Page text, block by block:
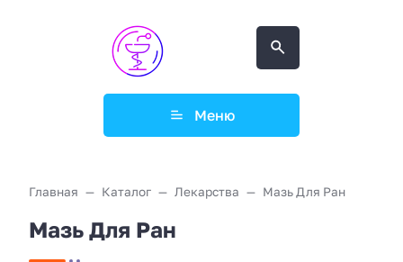
Меню
Главная Каталог Лекарства Мазь Для Ран
Мазь Для Ран